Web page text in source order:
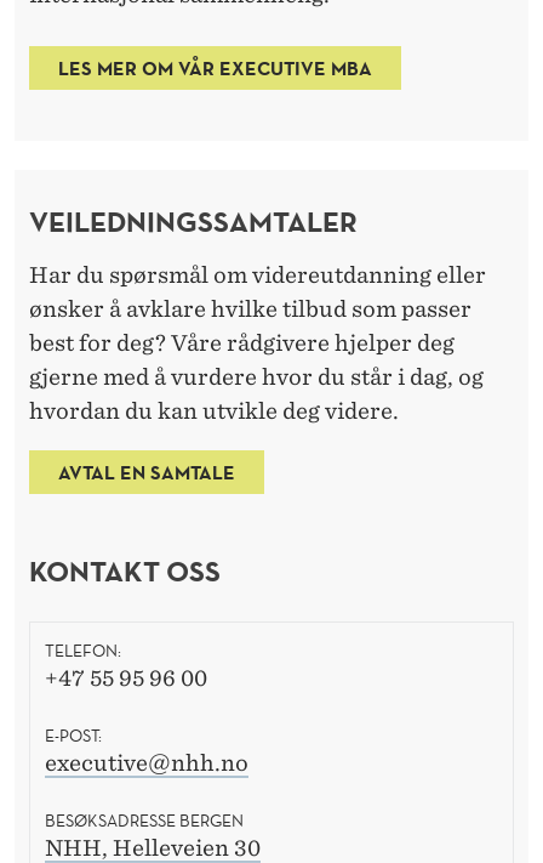
LES MER OM VÅR EXECUTIVE MBA
VEILEDNINGSSAMTALER
Har du spørsmål om videreutdanning eller
ønsker å avklare hvilke tilbud som passer
best for deg? Våre rådgivere hjelper deg
gjerne med å vurdere hvor du står i dag, og
hvordan du kan utvikle deg videre.
AVTAL EN SAMTALE
KONTAKT OSS
TELEFON:
+47 55 95 96 00
E-POST:
executive@nhh.no
BESØKSADRESSE BERGEN
NHH, Helleveien 30